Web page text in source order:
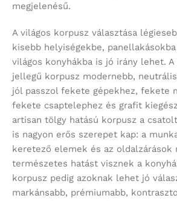
megjelenésű.
A világos korpusz választása
kisebb helyiségekbe,
világos konyhákba is jó irány lehet. A
jellegű korpusz modernebb,
jól passzol fekete gépekhez, fekete
fekete csaptelephez és grafit
artisan tölgy hatású korpusz a
is nagyon erős szerepet kap: a
keretező elemek és az oldalzárások
természetes hatást visznek a
korpusz pedig azoknak lehet jó
markánsabb, prémiumabb,